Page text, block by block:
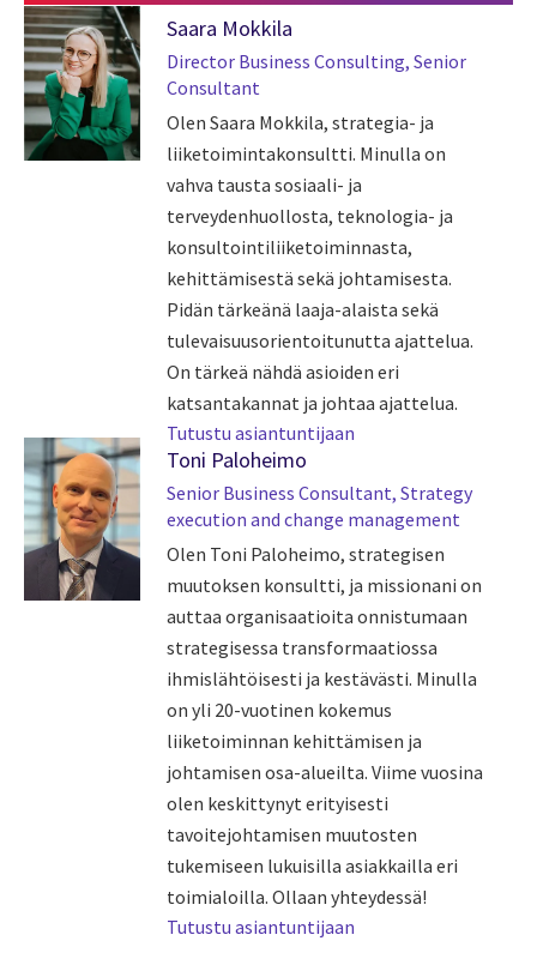
Saara Mokkila
Director Business Consulting, Senior
Consultant
Olen Saara Mokkila, strategia- ja
liiketoimintakonsultti. Minulla on
vahva tausta sosiaali- ja
terveydenhuollosta, teknologia- ja
konsultointiliiketoiminnasta,
kehittämisestä sekä johtamisesta.
Pidän tärkeänä laaja-alaista sekä
tulevaisuusorientoitunutta ajattelua.
On tärkeä nähdä asioiden eri
katsantakannat ja johtaa ajattelua.
Tutustu asiantuntijaan
Toni Paloheimo
Senior Business Consultant, Strategy
execution and change management
Olen Toni Paloheimo, strategisen
muutoksen konsultti, ja missionani on
auttaa organisaatioita onnistumaan
strategisessa transformaatiossa
ihmislähtöisesti ja kestävästi. Minulla
on yli 20-vuotinen kokemus
liiketoiminnan kehittämisen ja
johtamisen osa-alueilta. Viime vuosina
olen keskittynyt erityisesti
tavoitejohtamisen muutosten
tukemiseen lukuisilla asiakkailla eri
toimialoilla. Ollaan yhteydessä!
Tutustu asiantuntijaan